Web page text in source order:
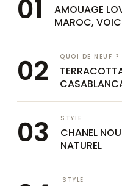
AMOUAGE
MAROC,
QUOI DE NEUF ?
STYLE
CHANEL
NATUREL
STYLE